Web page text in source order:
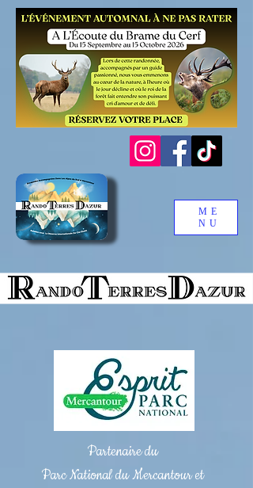
ME
NU
Partenaire du
Parc National du Mercantour et